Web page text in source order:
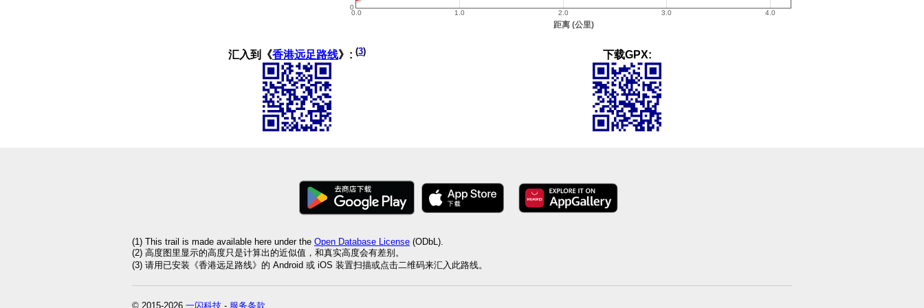
汇入到《香港远足路线》: (3) 下载GPX:
(1) This trail is made available here under the Open Database License (ODbL).
(2) 高度图里显示的高度只是计算出的近似值，和真实高度会有差别。
(3) 请用已安装《香港远足路线》的 Android 或 iOS 装置扫描或点击二维码来汇入此路线。
© 2015-2026 一闪科技 - 服务条款